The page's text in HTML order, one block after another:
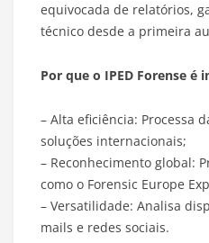
equivocada de relatórios,
técnico desde a primeira
Por que o IPED Forense é
– Alta eficiência: Processa
soluções internacionais;
– Reconhecimento global:
como o Forensic Europe
– Versatilidade: Analisa
mails e redes sociais.